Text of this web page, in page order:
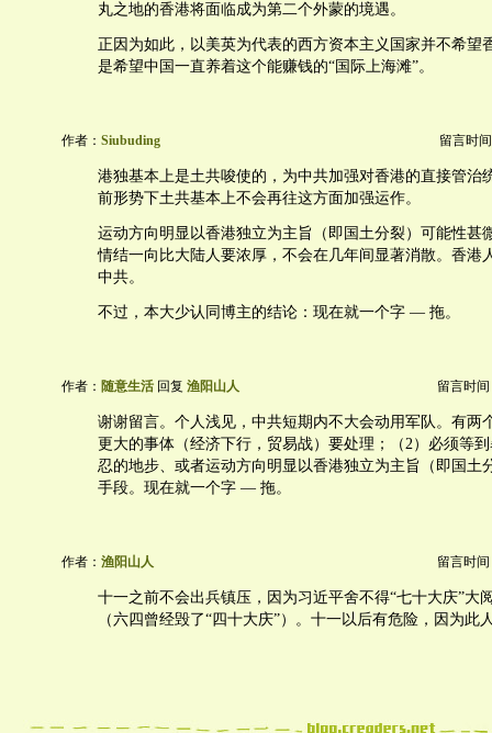
丸之地的香港将面临成为第二个外蒙的境遇。
正因为如此，以美英为代表的西方资本主义国家并不希望
是希望中国一直养着这个能赚钱的“国际上海滩”。
作者： Siubuding 留言时
港独基本上是土共唆使的，为中共加强对香港的直接管治
前形势下土共基本上不会再往这方面加强运作。
运动方向明显以香港独立为主旨（即国土分裂）可能性甚
情结一向比大陆人要浓厚，不会在几年间显著消散。香港
中共。
不过，本大少认同博主的结论：现在就一个字 — 拖。
作者： 随意生活 回复 渔阳山人 留言时间
谢谢留言。个人浅见，中共短期内不大会动用军队。有两
更大的事体（经济下行，贸易战）要处理；（2）必须等
忍的地步、或者运动方向明显以香港独立为主旨（即国土
手段。现在就一个字 — 拖。
作者： 渔阳山人 留言时间
十一之前不会出兵镇压，因为习近平舍不得“七十大庆”大
（六四曾经毁了“四十大庆”）。十一以后有危险，因为此